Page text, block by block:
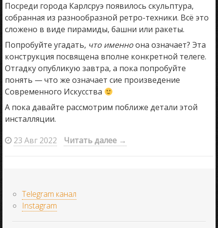
Посреди города Карлсруэ появилось скульптура,
собранная из разнообразной ретро-техники. Всё это
сложено в виде пирамиды, башни или ракеты.
Попробуйте угадать, что именноона означает? Эта
конструкция посвящена вполне конкретной телеге.
Отгадку опубликую завтра, а пока попробуйте
понять — что же означает сие произведение
Современного Искусства
А пока давайте рассмотрим поближе детали этой
инсталляции.
23 Авг 2022
Читать далее →
Telegram канал
Instagram